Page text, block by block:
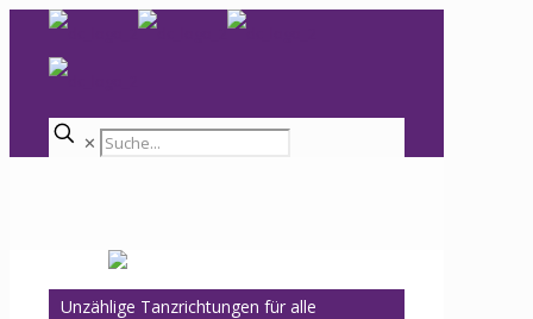
✕
Unzählige Tanzrichtungen für alle